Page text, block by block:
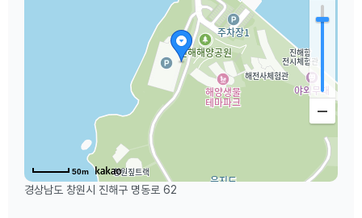
50m
경상남도 창원시 진해구 명동로 62